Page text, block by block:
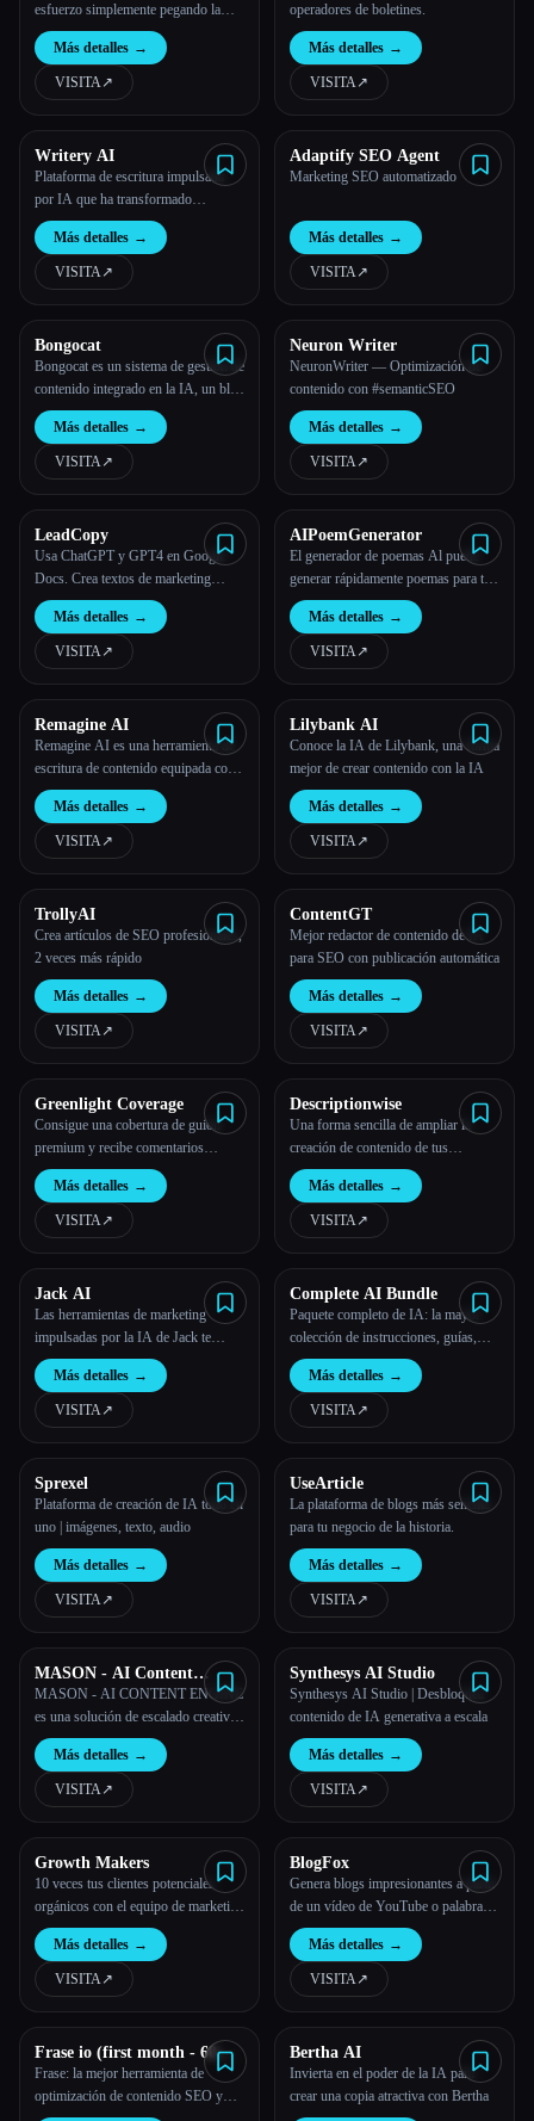
esfuerzo simplemente pegando la
URL de su canal. En segundos,
reciba una gran cantidad de
inspiración adaptada a su contenido.
Más detalles →
VISITA↗︎
operadores de boletines.
Más detalles →
VISITA↗︎
Writery AI
Plataforma de escritura impulsada
por IA que ha transformado
enormemente la forma de crear
contenido escrito. Escriba su artículo
a partir de un tema o palabra clave.
Más detalles →
VISITA↗︎
Adaptify SEO Agent
Marketing SEO automatizado
Más detalles →
VISITA↗︎
Bongocat
Bongocat es un sistema de gestión de
contenido integrado en la IA, un blog
que se puede escribir solo
Más detalles →
VISITA↗︎
Neuron Writer
NeuronWriter — Optimización de
contenido con #semanticSEO
Más detalles →
VISITA↗︎
LeadCopy
Usa ChatGPT y GPT4 en Google
Docs. Crea textos de marketing
profesionales y altamente
encubiertos, seminarios web,
podcasts y más en cuestión de
minutos
Más detalles →
VISITA↗︎
AIPoemGenerator
El generador de poemas Al puede
generar rápidamente poemas para ti
en varios estilos de poemas en
cuestión de segundos.
Más detalles →
VISITA↗︎
Remagine AI
Remagine AI es una herramienta de
escritura de contenido equipada con
más de 200 plantillas de IA.
Más detalles →
VISITA↗︎
Lilybank AI
Conoce la IA de Lilybank, una forma
mejor de crear contenido con la IA
Más detalles →
VISITA↗︎
TrollyAI
Crea artículos de SEO profesionales,
2 veces más rápido
Más detalles →
VISITA↗︎
ContentGT
Mejor redactor de contenido de IA
para SEO con publicación automática
Más detalles →
VISITA↗︎
Greenlight Coverage
Consigue una cobertura de guion
premium y recibe comentarios
instantáneos
Más detalles →
VISITA↗︎
Descriptionwise
Una forma sencilla de ampliar la
creación de contenido de tus
productos de comercio electrónico,
impulsada por la IA.
Más detalles →
VISITA↗︎
Jack AI
Las herramientas de marketing
impulsadas por la IA de Jack te
ayudan a escribir y editar contenido
de marketing de alta calidad.
Más detalles →
VISITA↗︎
Complete AI Bundle
Paquete completo de IA: la mayor
colección de instrucciones, guías,
consejos y trucos de IA para
emprendedores ocupados
Más detalles →
VISITA↗︎
Sprexel
Plataforma de creación de IA todo en
uno | imágenes, texto, audio
Más detalles →
VISITA↗︎
UseArticle
La plataforma de blogs más sencilla
para tu negocio de la historia.
Más detalles →
VISITA↗︎
MASON - AI Content
Engine
MASON - AI CONTENT ENGINE
es una solución de escalado creativo
de alto rendimiento impulsada por la
IA para el comercio empresarial, las
marcas y los minoristas
Más detalles →
VISITA↗︎
Synthesys AI Studio
Synthesys AI Studio | Desbloquea
contenido de IA generativa a escala
Más detalles →
VISITA↗︎
Growth Makers
10 veces tus clientes potenciales
orgánicos con el equipo de marketing
de IA
Más detalles →
VISITA↗︎
BlogFox
Genera blogs impresionantes a partir
de un vídeo de YouTube o palabras
clave de SEO a gran escala.
Más detalles →
VISITA↗︎
Frase io (first month - 60%
discount)
Frase: la mejor herramienta de
optimización de contenido SEO y
Bertha AI
Invierta en el poder de la IA para
crear una copia atractiva con Bertha